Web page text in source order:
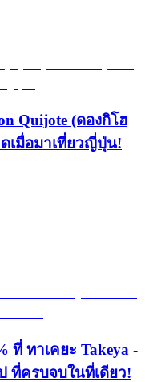
Quijote (ดองกิโฮ
เมื่อมาเที่ยวญี่ปุ่น!
ที่ ทาเคยะ Takeya -
ที่ครบจบในที่เดียว!